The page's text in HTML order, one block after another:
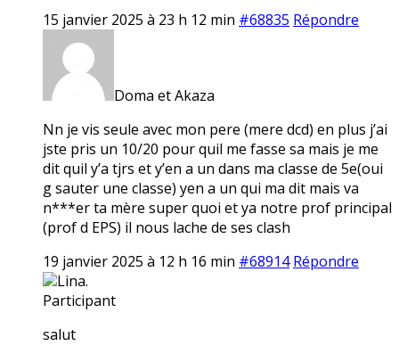
15 janvier 2025 à 23 h 12 min #68835 Répondre
Doma et Akaza
Nn je vis seule avec mon pere (mere dcd) en plus j’ai
jste pris un 10/20 pour quil me fasse sa mais je me
dit quil y’a tjrs et y’en a un dans ma classe de 5e(oui
g sauter une classe) yen a un qui ma dit mais va
n***er ta mère super quoi et ya notre prof principal
(prof d EPS) il nous lache de ses clash
19 janvier 2025 à 12 h 16 min #68914 Répondre
Lina.
Participant
salut